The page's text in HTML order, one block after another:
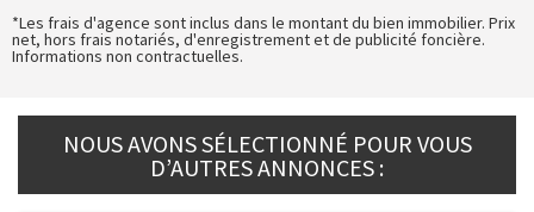
*Les frais d'agence sont inclus dans le montant du bien immobilier. Prix
net, hors frais notariés, d'enregistrement et de publicité foncière.
Informations non contractuelles.
NOUS AVONS SÉLECTIONNÉ POUR VOUS
D’AUTRES ANNONCES :